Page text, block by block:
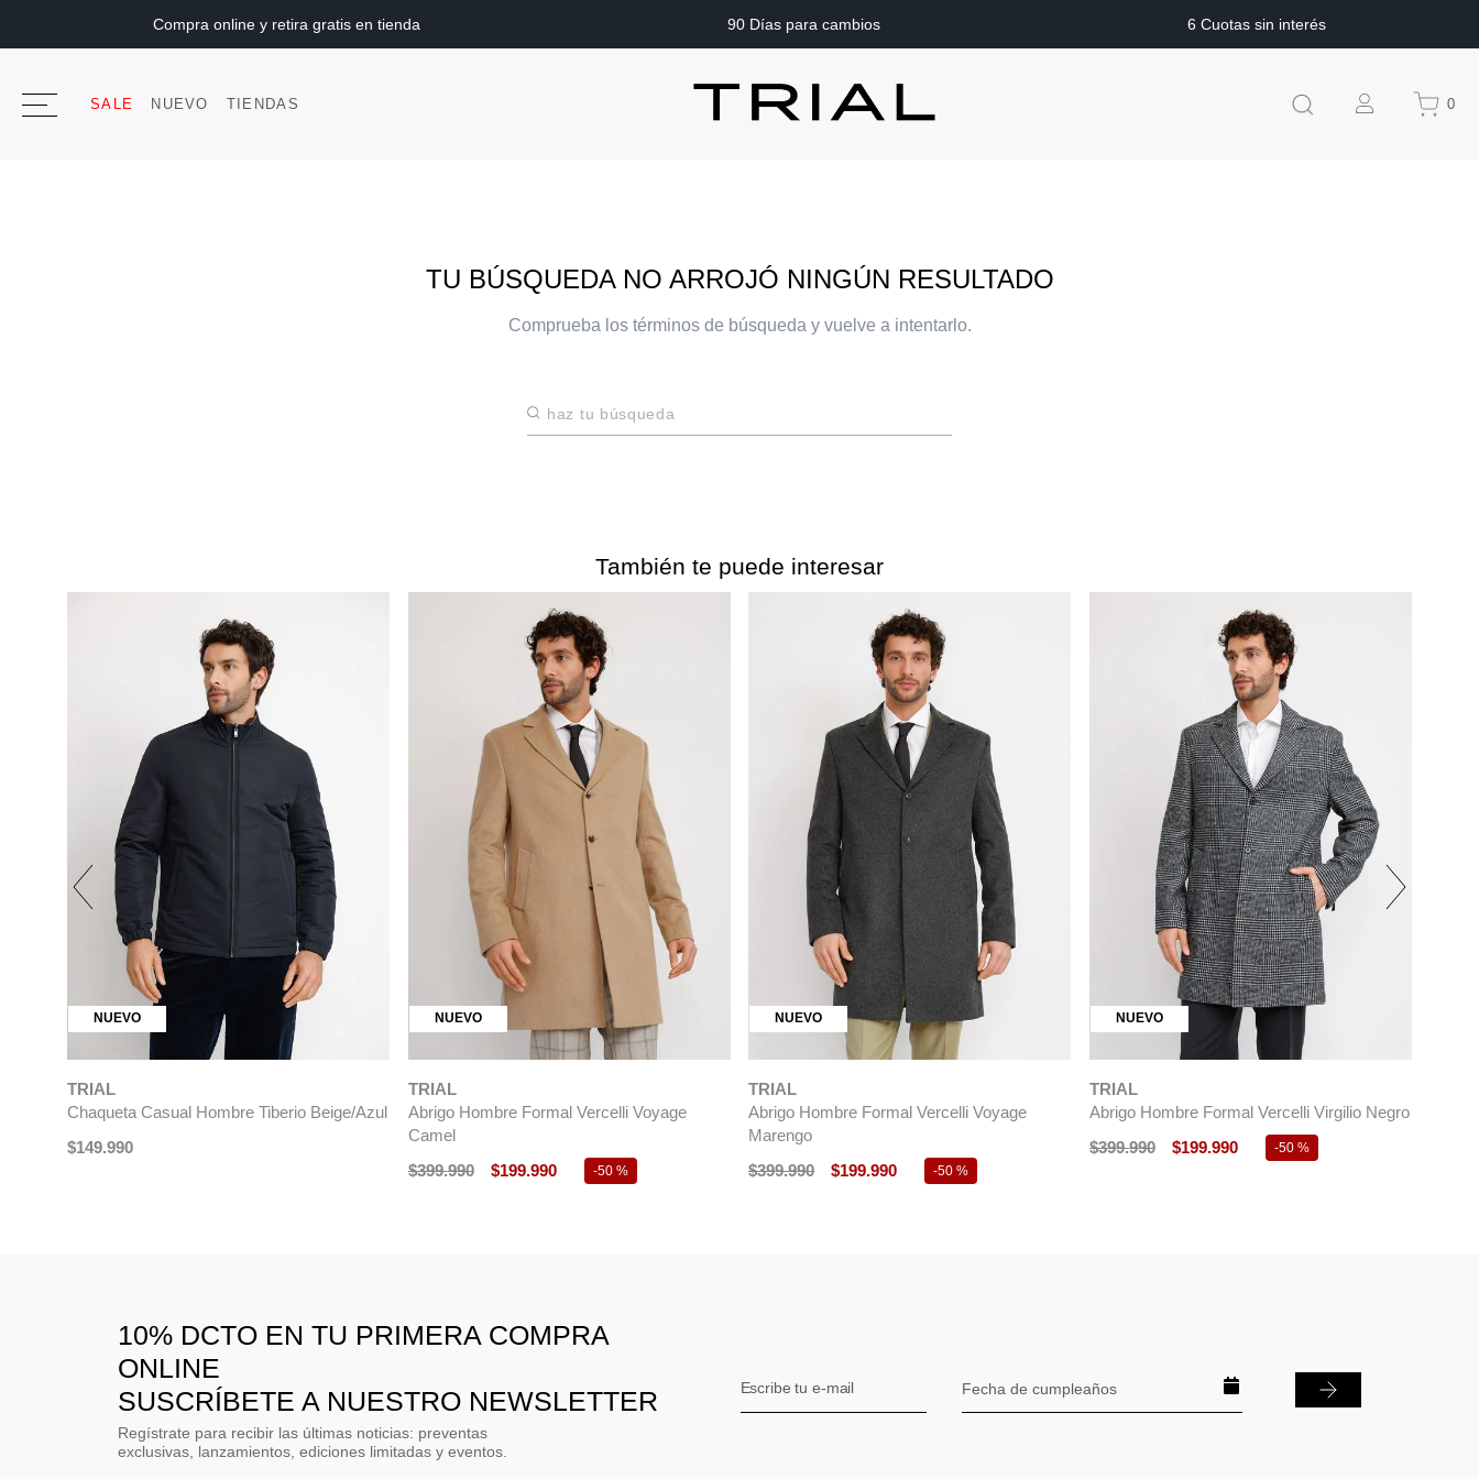
Compra online y retira gratis en tienda 90 Días para cambios 6 Cuotas sin interés
SALE NUEVO TIENDAS 0
TU BÚSQUEDA NO ARROJÓ NINGÚN RESULTADO
Comprueba los términos de búsqueda y vuelve a intentarlo.
Haz tu búsqueda
También te puede interesar
NUEVO
TRIAL
Chaqueta Casual Hombre Tiberio Beige/Azul
$149.990
NUEVO
TRIAL
Abrigo Hombre Formal Vercelli Voyage
Camel
$399.990 $199.990 -50 %
NUEVO
TRIAL
Abrigo Hombre Formal Vercelli Voyage
Marengo
$399.990 $199.990 -50 %
NUEVO
TRIAL
Abrigo Hombre Formal Vercelli Virgilio Negro
$399.990 $199.990 -50 %
10% DCTO EN TU PRIMERA COMPRA
ONLINE
SUSCRÍBETE A NUESTRO NEWSLETTER
Regístrate para recibir las últimas noticias: preventas
exclusivas, lanzamientos, ediciones limitadas y eventos.